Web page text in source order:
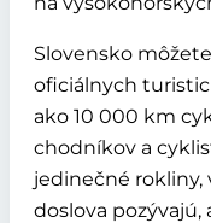
Slovensko
oficiálnych
ako 10 000 km
chodníkov a
jedinečné rokliny,
doslova